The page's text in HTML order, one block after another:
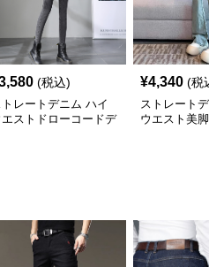
(税込)
トレートデニム ハイ
エストドローコードデ
¥4,340 (税
ストレート
ウエスト美